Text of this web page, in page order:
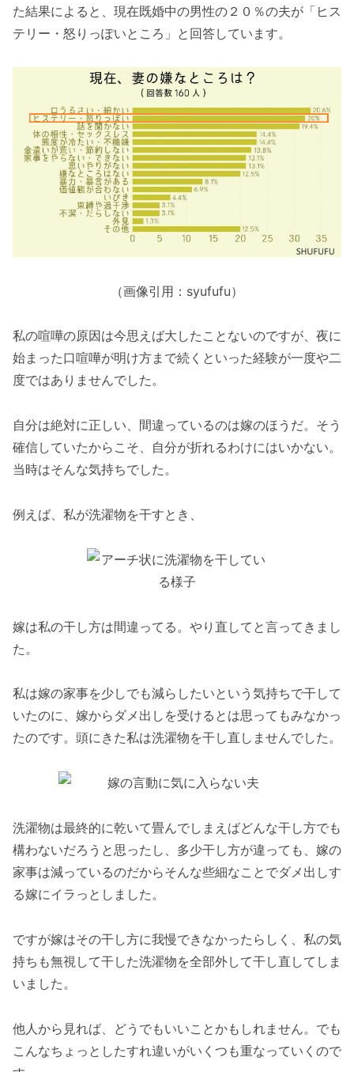
た結果によると、現在既婚中の男性の２０％の夫が「ヒス
テリー・怒りっぽいところ」と回答しています。
（画像引用：syufufu）
私の喧嘩の原因は今思えば大したことないのですが、夜に
始まった口喧嘩が明け方まで続くといった経験が一度や二
度ではありませんでした。
自分は絶対に正しい、間違っているのは嫁のほうだ。そう
確信していたからこそ、自分が折れるわけにはいかない。
当時はそんな気持ちでした。
例えば、私が洗濯物を干すとき、
嫁は私の干し方は間違ってる。やり直してと言ってきまし
た。
私は嫁の家事を少しでも減らしたいという気持ちで干して
いたのに、嫁からダメ出しを受けるとは思ってもみなかっ
たのです。頭にきた私は洗濯物を干し直しませんでした。
洗濯物は最終的に乾いて畳んでしまえばどんな干し方でも
構わないだろうと思ったし、多少干し方が違っても、嫁の
家事は減っているのだからそんな些細なことでダメ出しす
る嫁にイラっとしました。
ですが嫁はその干し方に我慢できなかったらしく、私の気
持ちも無視して干した洗濯物を全部外して干し直してしま
いました。
他人から見れば、どうでもいいことかもしれません。でも
こんなちょっとしたすれ違いがいくつも重なっていくので